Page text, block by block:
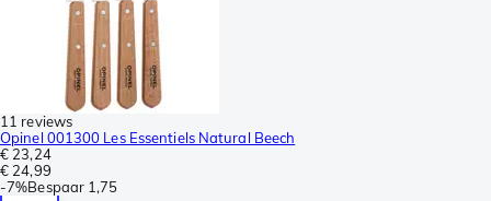
11 reviews
Opinel 001300 Les Essentiels Natural Beech
€ 23,24
€ 24,99
-7%Bespaar 1,75